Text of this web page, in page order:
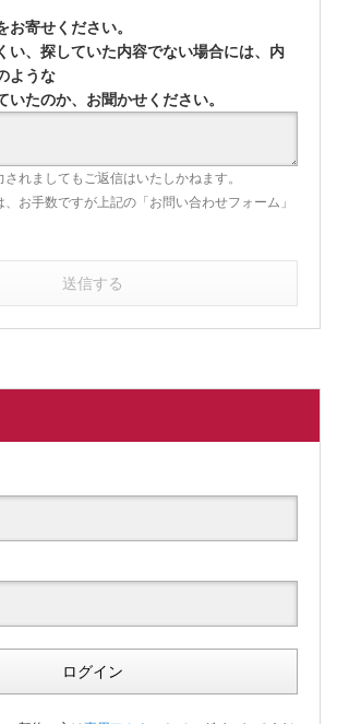
お寄せください。
い、探していた内容でない場合には、内
ような
いたのか、お聞かせください。
れましてもご返信はいたしかねます。
お手数ですが上記の「お問い合わせフォーム」
送信する
ログイン